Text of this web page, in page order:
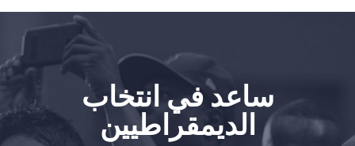
ساعد في انتخاب
الديمقراطيين